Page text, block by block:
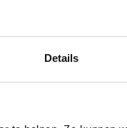
Details